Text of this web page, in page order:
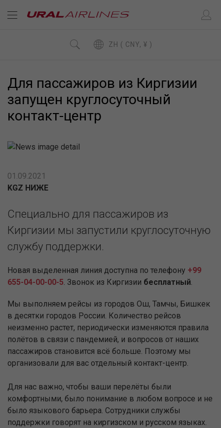
ZH ( CNY, ¥ )
Для пассажиров из Киргизии
запущен круглосуточный
контакт-центр
01.09.2021
KGZ НИЖЕ
Специально для пассажиров из
Киргизии мы запустили круглосуточную
службу поддержки.
Новая выделенная линия доступна по телефону +99
655-04-00-00-5. Звонок из Киргизии бесплатный.
Мы выполняем рейсы из городов Ош, Тамчы, Бишкек
в десятки городов России. Количество рейсов
неизменно растет, периодически изменяются правила
полётов в связи с пандемией, и вопросов от наших
пассажиров становится всё больше. Поэтому мы
организовали для вас отдельный контакт-центр.
Для нас важно, чтобы ваши перелёты были
комфортными, было понимание в любом вопросе и не
было языкового барьера. Сотрудники службы
поддержки говорят на киргизском и русском языках.